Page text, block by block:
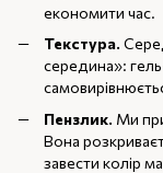
економити час.
Текстура.
середина»:
Пензлик. Ми
Вона
завести колір